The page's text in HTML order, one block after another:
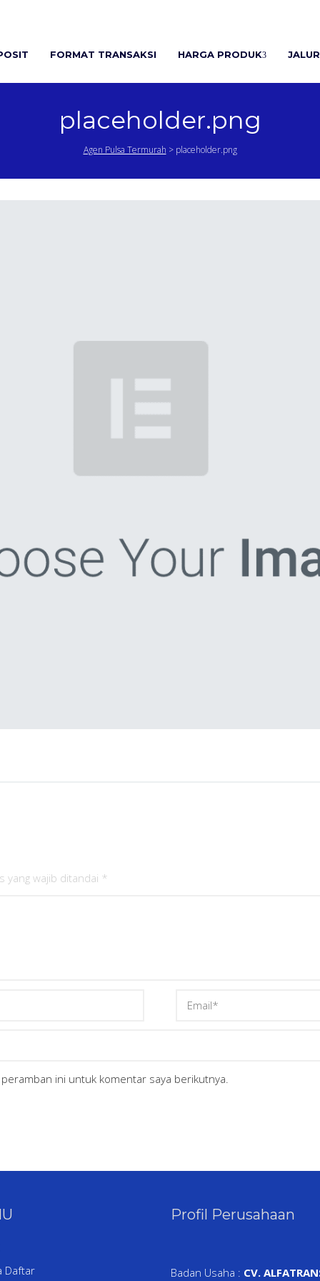
FORMAT TRANSAKSI HARGA PRODUK
placeholder.png
Agen Pulsa Termurah > placeholder.png
yang wajib ditandai *
ini untuk komentar saya berikutnya.
Daftar
Profil Perusahaan
Badan Usaha : CV.